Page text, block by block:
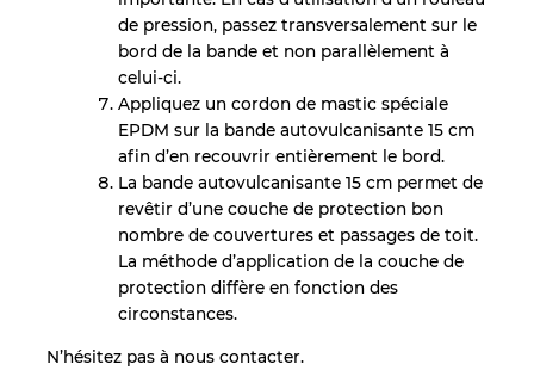
de pression, passez transversalement sur le
bord de la bande et non parallèlement à
celui-ci.
Appliquez un cordon de mastic spéciale
EPDM sur la bande autovulcanisante 15 cm
afin d’en recouvrir entièrement le bord.
La bande autovulcanisante 15 cm permet de
revêtir d’une couche de protection bon
nombre de couvertures et passages de toit.
La méthode d’application de la couche de
protection diffère en fonction des
circonstances.
N’hésitez pas à nous contacter.